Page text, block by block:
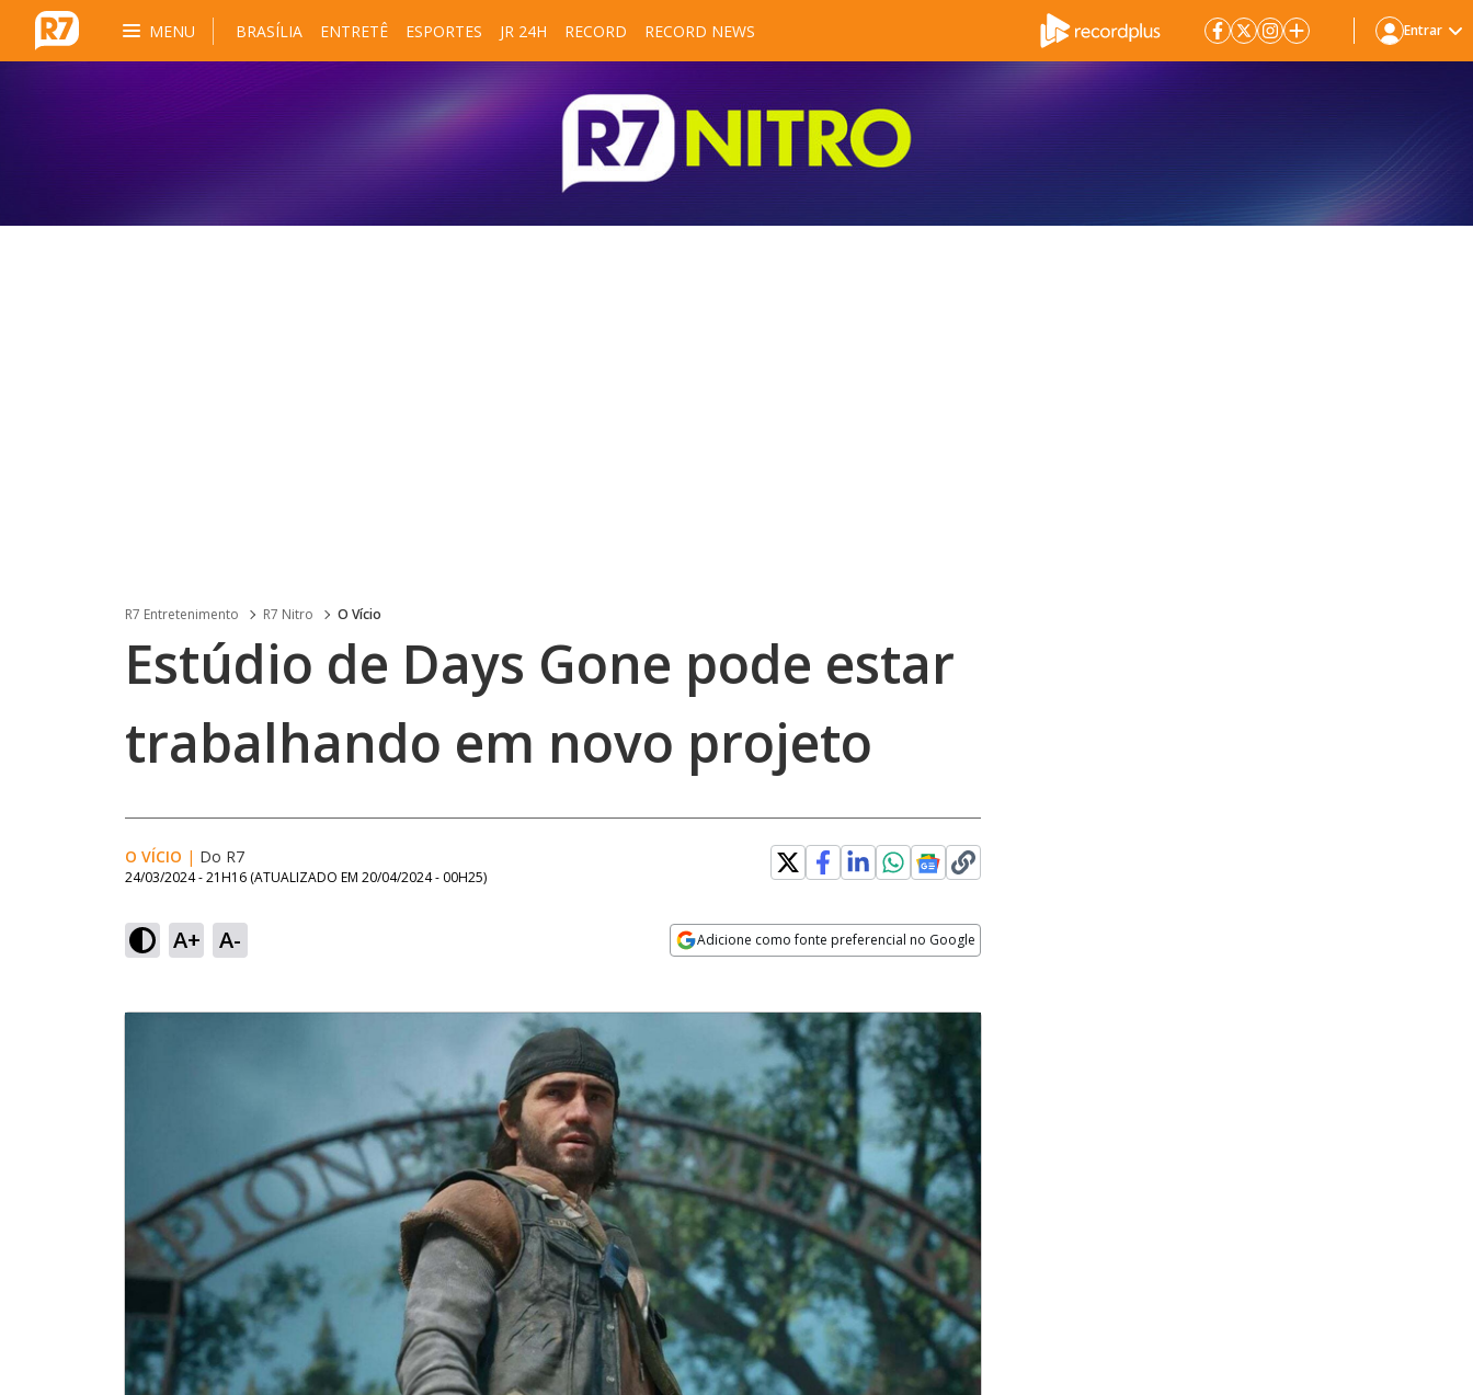
MENU BRASÍLIA ENTRETÊ ESPORTES JR 24H RECORD RECORD NEWS Entrar
R7 Entretenimento R7 Nitro O Vício
Estúdio de Days Gone pode estar
trabalhando em novo projeto
O VÍCIO | Do R7
24/03/2024 - 21H16 (ATUALIZADO EM 20/04/2024 - 00H25)
A+ A- Adicione como fonte preferencial no Google